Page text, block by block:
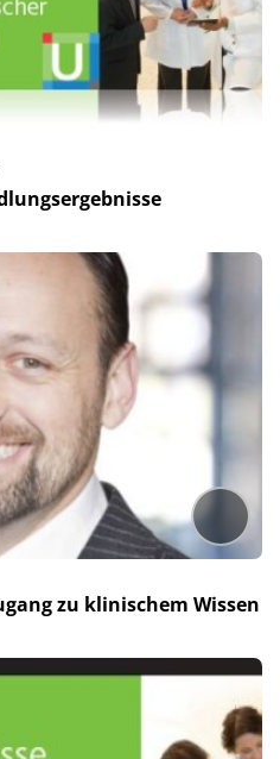
zu klinischem Wissen